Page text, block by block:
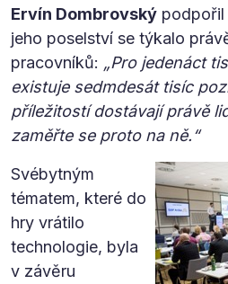
Ervín Dombrovský podpořil
jeho poselství se týkalo
pracovníků: „Pro jedenáct
existuje sedmdesát tisíc
příležitostí dostávají právě
zaměřte se proto na ně.“
Svébytným
tématem, které do
hry vrátilo
technologie, byla
v závěru